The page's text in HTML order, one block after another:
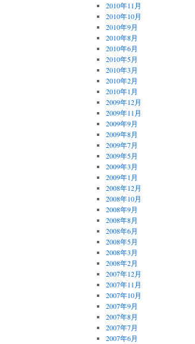
2010年11月
2010年10月
2010年9月
2010年8月
2010年6月
2010年5月
2010年3月
2010年2月
2010年1月
2009年12月
2009年11月
2009年9月
2009年8月
2009年7月
2009年5月
2009年3月
2009年1月
2008年12月
2008年10月
2008年9月
2008年8月
2008年6月
2008年5月
2008年3月
2008年2月
2007年12月
2007年11月
2007年10月
2007年9月
2007年8月
2007年7月
2007年6月